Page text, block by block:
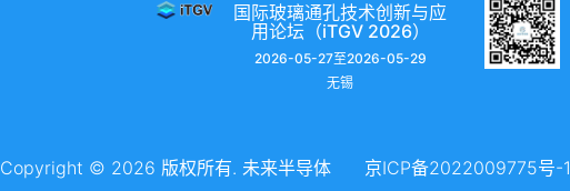
国际玻璃通孔技术创新与应
用论坛（iTGV 2026）
2026-05-27至2026-05-29
无锡
Copyright © 2026 版权所有. 未来半导体 京ICP备2022009775号-1